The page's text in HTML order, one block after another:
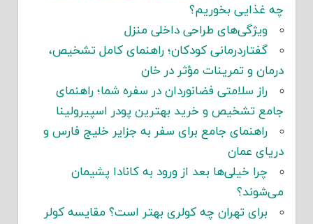
چه غذایی بخوریم؟
ویژگی‌های طراحی داخلی منزل
گفتاردرمانی کودکان؛ راهنمای کامل تشخیص،
درمان و تمرینات مؤثر در خان
راز سلامتی فضانوردان در سفره شما؛ راهنمای
جامع تشخیص و خرید بهترین پودر اسپیرولینا
راهنمای جامع برای سفر به جزایر خلیج فارس و
دریای عمان
چرا خیلی‌ها بعد از ورود به کانادا پشیمان
می‌شوند؟
برای تهران چه کولری بهتر است؟ مقایسه کولر